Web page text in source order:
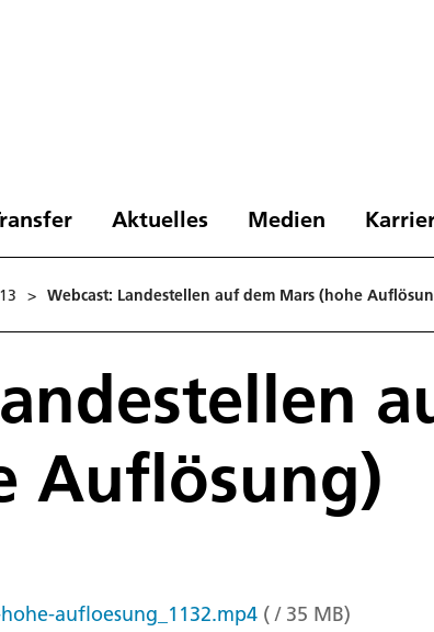
Aktuelles Medien
> Webcast: Landestellen auf dem Mars (hohe
Auflösung)
aufloesung_1132.mp4 ( / 35 MB)